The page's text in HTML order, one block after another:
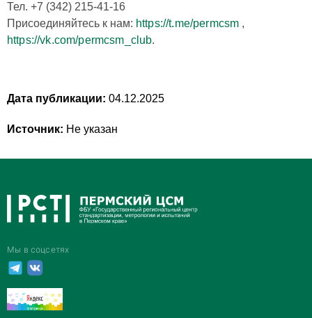
Тел. +7 (342) 215-41-16
Присоединяйтесь к нам: https://t.me/permcsm ,
https://vk.com/permcsm_club.
Дата публикации: 04.12.2025
Источник: Не указан
Мы в соцсетях